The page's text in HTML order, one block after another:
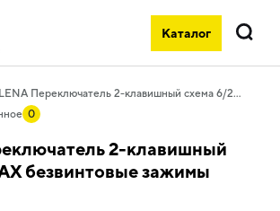
Каталог
Поиск
электроустановочные,
и силовые разъемы
VALENA Переключатель 2-клавишный схема 6/2 10АХ безвинтовые зажимы белый
0
2-клавишный
безвинтовые зажимы